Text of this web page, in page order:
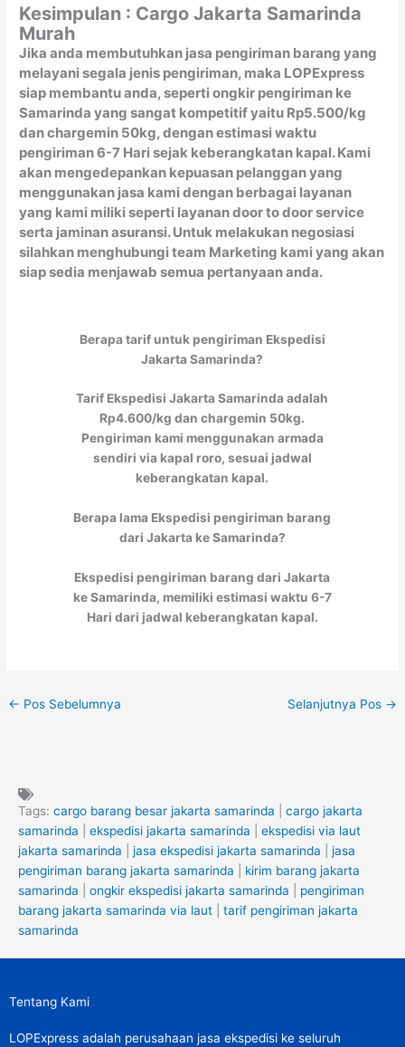
Kesimpulan : Cargo Jakarta Samarinda
Murah
Jika anda membutuhkan jasa pengiriman barang yang
melayani segala jenis pengiriman, maka LOPExpress
siap membantu anda, seperti ongkir pengiriman ke
Samarinda yang sangat kompetitif yaitu Rp5.500/kg
dan chargemin 50kg, dengan estimasi waktu
pengiriman 6-7 Hari sejak keberangkatan kapal. Kami
akan mengedepankan kepuasan pelanggan yang
menggunakan jasa kami dengan berbagai layanan
yang kami miliki seperti layanan door to door service
serta jaminan asuransi. Untuk melakukan negosiasi
silahkan menghubungi team Marketing kami yang akan
siap sedia menjawab semua pertanyaan anda.
Berapa tarif untuk pengiriman Ekspedisi
Jakarta Samarinda?
Tarif Ekspedisi Jakarta Samarinda adalah
Rp4.600/kg dan chargemin 50kg.
Pengiriman kami menggunakan armada
sendiri via kapal roro, sesuai jadwal
keberangkatan kapal.
Berapa lama Ekspedisi pengiriman barang
dari Jakarta ke Samarinda?
Ekspedisi pengiriman barang dari Jakarta
ke Samarinda, memiliki estimasi waktu 6-7
Hari dari jadwal keberangkatan kapal.
← Pos Sebelumnya Selanjutnya Pos →
Tags: cargo barang besar jakarta samarinda
cargo jakarta
samarinda
ekspedisi jakarta samarinda
ekspedisi via laut
jakarta samarinda
jasa ekspedisi jakarta samarinda
jasa
pengiriman barang jakarta samarinda
kirim barang jakarta
samarinda
ongkir ekspedisi jakarta samarinda
pengiriman
barang jakarta samarinda via laut
tarif pengiriman jakarta
samarinda
Tentang Kami
LOPExpress adalah perusahaan jasa ekspedisi ke seluruh